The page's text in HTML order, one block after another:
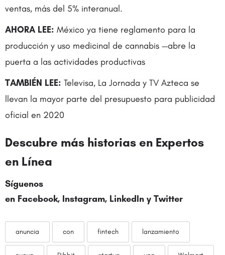
ventas, más del 5% interanual.
AHORA LEE: México ya tiene reglamento para la
producción y uso medicinal de cannabis —abre la
puerta a las actividades productivas
TAMBIÉN LEE: Televisa, La Jornada y TV Azteca se
llevan la mayor parte del presupuesto para publicidad
oficial en 2020
Descubre más historias en Expertos
en Línea
Síguenos
en Facebook, Instagram, LinkedIn y Twitter
anuncia con fintech lanzamiento